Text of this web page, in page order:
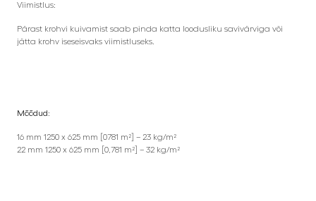
Viimistlus:
Pärast krohvi kuivamist saab pinda katta loodusliku savivärviga või
jätta krohv iseseisvaks viimistluseks.
Mõõdud:
16 mm 1250 x 625 mm [0781 m²] – 23 kg/m²
22 mm 1250 x 625 mm [0,781 m²] – 32 kg/m²